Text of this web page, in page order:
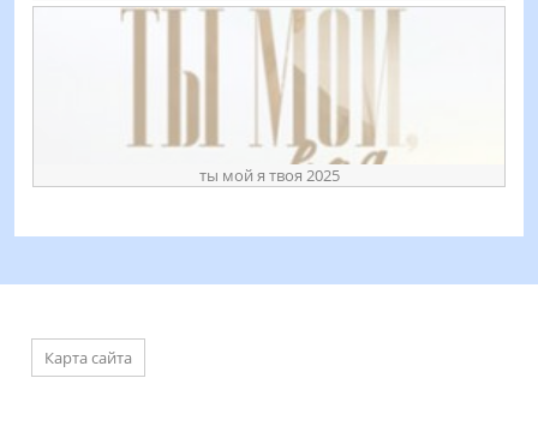
ты мой я твоя 2025
Карта сайта